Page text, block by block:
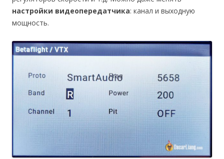
настройки видеопередатчика: канал и выходную
мощность.